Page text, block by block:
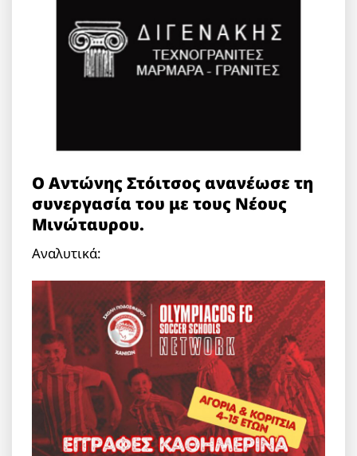
Ο Αντώνης Στόιτσος ανανέωσε τη
συνεργασία του με τους Νέους
Μινώταυρου.
Αναλυτικά: